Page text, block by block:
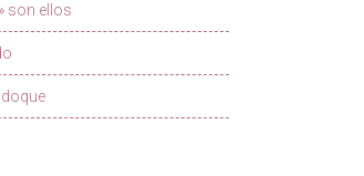
son ellos